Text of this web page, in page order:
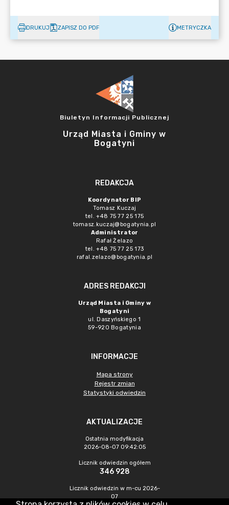
DRUKUJ ZAPISZ DO PDF METRYCZKA
Biuletyn Informacji Publicznej
Urząd Miasta i Gminy w
Bogatyni
REDAKCJA
Koordynator BIP
Tomasz Kuczaj
tel. +48 75 77 25 175
tomasz.kuczaj@bogatynia.pl
Administrator
Rafał Żelazo
tel. +48 75 77 25 173
rafal.zelazo@bogatynia.pl
ADRES REDAKCJI
Urząd Miasta i Gminy w
Bogatyni
ul. Daszyńskiego 1
59-920 Bogatynia
INFORMACJE
Mapa strony
Rejestr zmian
Statystyki odwiedzin
AKTUALIZACJE
Ostatnia modyfikacja
2026-08-07 09:42:05
Licznik odwiedzin ogółem
346 928
Licznik odwiedzin w m-cu 2026-
07